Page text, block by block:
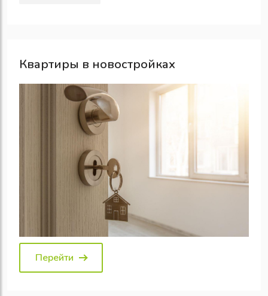
Квартиры в новостройках
Перейти